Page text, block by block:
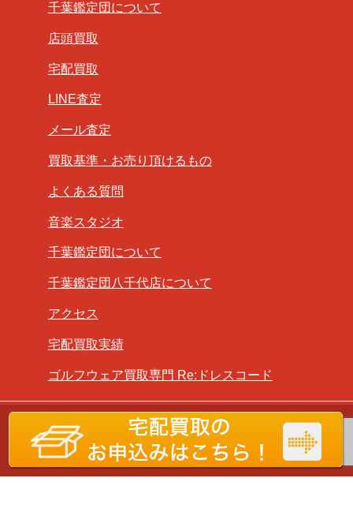
千葉鑑定団について
店頭買取
宅配買取
LINE査定
メール査定
買取基準・お売り頂けるもの
よくある質問
音楽スタジオ
千葉鑑定団について
千葉鑑定団八千代店について
アクセス
宅配買取実績
ゴルフウェア買取専門 Re:ドレスコード
Copyright © 千葉鑑定団八千代店All Rights Reserved.
古物商営業許可番号：第441350000920号